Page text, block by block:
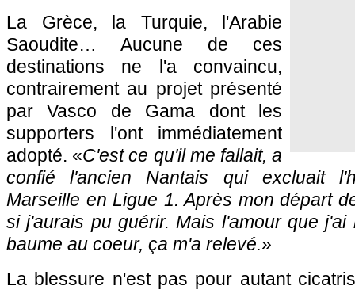
La Grèce, la Turquie, l'Arabie
Saoudite… Aucune de ces
destinations ne l'a convaincu,
contrairement au projet présenté
par Vasco de Gama dont les
supporters l'ont immédiatement
adopté. «C'est ce qu'il me fallait, a
confié l'ancien Nantais qui excluait
Marseille en Ligue 1. Après mon départ
si j'aurais pu guérir. Mais l'amour que
baume au coeur, ça m'a relevé.»
La blessure n'est pas pour autant